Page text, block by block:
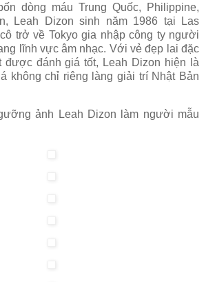
dòng máu Trung Quốc, Philippine,
Leah Dizon sinh năm 1986 tại Las
trở về Tokyo gia nhập công ty người
lĩnh vực âm nhạc. Với vẻ đẹp lai đặc
được đánh giá tốt, Leah Dizon hiện là
không chỉ riêng làng giải trí Nhật Bản
ảnh Leah Dizon làm người mẫu